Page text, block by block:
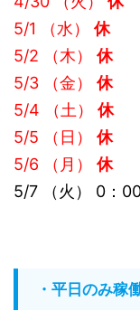
5/1 （水） 休
5/2 （木） 休
5/3 （金） 休
5/4 （土） 休
5/5 （日） 休
5/6 （月） 休
5/7 （火） 0：
・平日のみ稼